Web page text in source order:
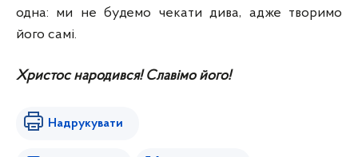
одна: ми не будемо чекати дива, адже творимо
його самі.
Христос народився! Славімо його!
Надрукувати